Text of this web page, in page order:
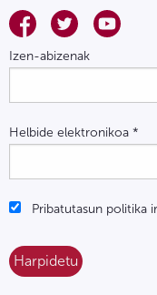
Izen-abizenak
Helbide elektronikoa *
Pribatutasun politika